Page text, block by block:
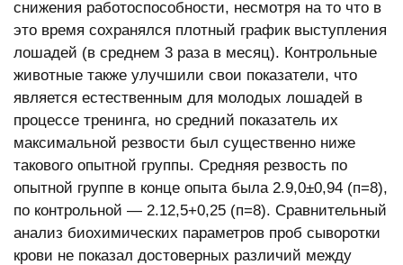
снижения работоспособности, несмотря на то что в
это время сохранялся плотный график выступления
лошадей (в среднем 3 раза в месяц). Контрольные
животные также улучшили свои показатели, что
является естественным для молодых лошадей в
процессе тренинга, но средний показатель их
максимальной резвости был существенно ниже
такового опытной группы. Средняя резвость по
опытной группе в конце опыта была 2.9,0±0,94 (п=8),
по контрольной — 2.12,5+0,25 (п=8). Сравнительный
анализ биохимических параметров проб сыворотки
крови не показал достоверных различий между